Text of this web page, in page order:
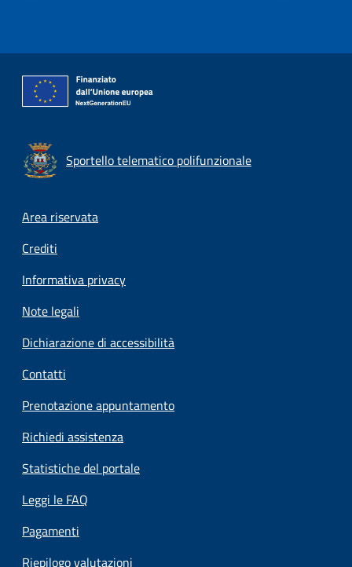
Sportello telematico polifunzionale
Footer menu
Area riservata
Crediti
Informativa privacy
Note legali
Dichiarazione di accessibilità
Contatti
Prenotazione appuntamento
Richiedi assistenza
Statistiche del portale
Leggi le FAQ
Pagamenti
Riepilogo valutazioni